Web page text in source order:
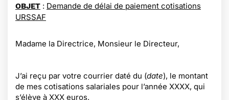
OBJET : Demande de délai de paiement cotisations
URSSAF
Madame la Directrice, Monsieur le Directeur,
J’ai reçu par votre courrier daté du (date), le montant
de mes cotisations salariales pour l’année XXXX, qui
s’élève à XXX euros.